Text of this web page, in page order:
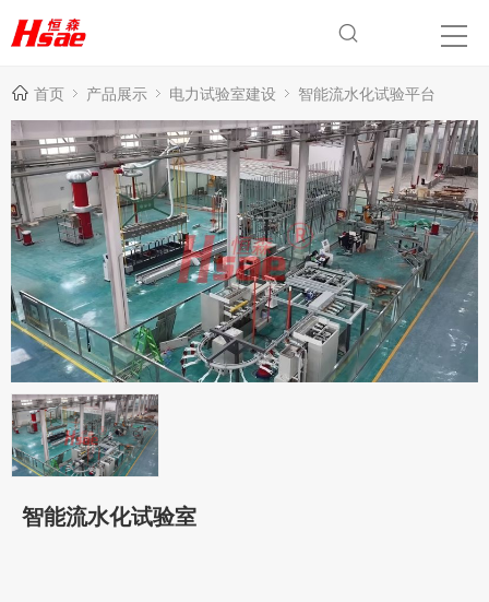
首页 产品展示 电力试验室建设 智能流水化试验平台
智能流水化试验室